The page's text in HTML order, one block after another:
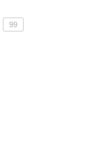
99